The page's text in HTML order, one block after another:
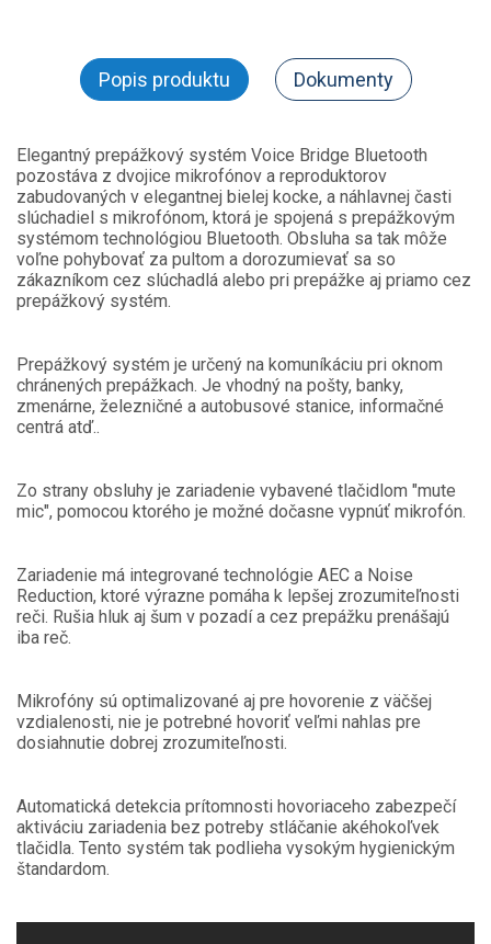
Popis produktu Dokumenty
Elegantný prepážkový systém Voice Bridge Bluetooth
pozostáva z dvojice mikrofónov a reproduktorov
zabudovaných v elegantnej bielej kocke, a náhlavnej časti
slúchadiel s mikrofónom, ktorá je spojená s prepážkovým
systémom technológiou Bluetooth. Obsluha sa tak môže
voľne pohybovať za pultom a dorozumievať sa so
zákazníkom cez slúchadlá alebo pri prepážke aj priamo cez
prepážkový systém.
Prepážkový systém je určený na komuníkáciu pri oknom
chránených prepážkach. Je vhodný na pošty, banky,
zmenárne, železničné a autobusové stanice, informačné
centrá atď..
Zo strany obsluhy je zariadenie vybavené tlačidlom "mute
mic", pomocou ktorého je možné dočasne vypnúť mikrofón.
Zariadenie má integrované technológie AEC a Noise
Reduction, ktoré výrazne pomáha k lepšej zrozumiteľnosti
reči. Rušia hluk aj šum v pozadí a cez prepážku prenášajú
iba reč.
Mikrofóny sú optimalizované aj pre hovorenie z väčšej
vzdialenosti, nie je potrebné hovoriť veľmi nahlas pre
dosiahnutie dobrej zrozumiteľnosti.
Automatická detekcia prítomnosti hovoriaceho zabezpečí
aktiváciu zariadenia bez potreby stláčanie akéhokoľvek
tlačidla. Tento systém tak podlieha vysokým hygienickým
štandardom.